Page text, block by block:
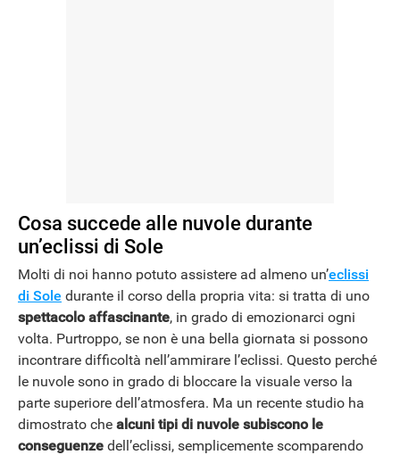
Cosa succede alle nuvole durante
un’eclissi di Sole
Molti di noi hanno potuto assistere ad almeno un’eclissi
di Sole durante il corso della propria vita: si tratta di uno
spettacolo affascinante, in grado di emozionarci ogni
volta. Purtroppo, se non è una bella giornata si possono
incontrare difficoltà nell’ammirare l’eclissi. Questo perché
le nuvole sono in grado di bloccare la visuale verso la
parte superiore dell’atmosfera. Ma un recente studio ha
dimostrato che alcuni tipi di nuvole subiscono le
conseguenze dell’eclissi, semplicemente scomparendo